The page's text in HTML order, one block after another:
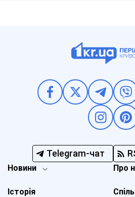
Telegram-чат
Новини
Історія
Про